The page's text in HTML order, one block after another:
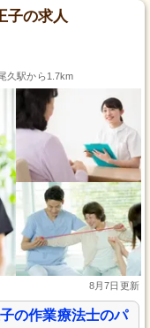
子の求人
久駅から1.7km
8月7日更新
の作業療法士のパ